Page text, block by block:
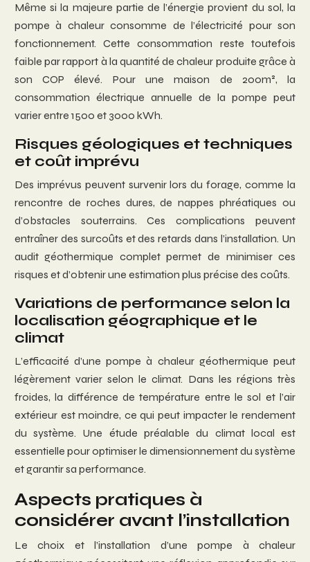
Même si la majeure partie de l’énergie provient du sol, la
pompe à chaleur consomme de l’électricité pour son
fonctionnement. Cette consommation reste toutefois
faible par rapport à la quantité de chaleur produite grâce à
son COP élevé. Pour une maison de 200m², la
consommation électrique annuelle de la pompe peut
varier entre 1500 et 3000 kWh.
Risques géologiques et techniques
et coût imprévu
Des imprévus peuvent survenir lors du forage, comme la
rencontre de roches dures, de nappes phréatiques ou
d’obstacles souterrains. Ces complications peuvent
entraîner des surcoûts et des retards dans l’installation. Un
audit géothermique complet permet de minimiser ces
risques et d’obtenir une estimation plus précise des coûts.
Variations de performance selon la
localisation géographique et le
climat
L’efficacité d’une pompe à chaleur géothermique peut
légèrement varier selon le climat. Dans les régions très
froides, la différence de température entre le sol et l’air
extérieur est moindre, ce qui peut impacter le rendement
du système. Une étude préalable du climat local est
essentielle pour optimiser le dimensionnement du système
et garantir sa performance.
Aspects pratiques à
considérer avant l’installation
Le choix et l’installation d’une pompe à chaleur